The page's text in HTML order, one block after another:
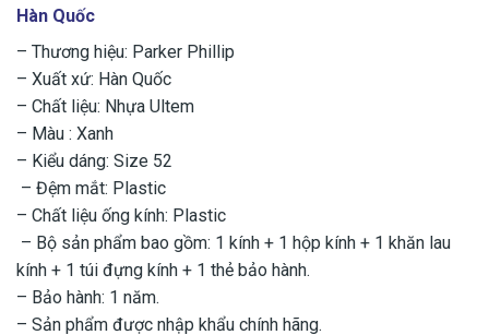
Hàn Quốc
– Thương hiệu: Parker Phillip
– Xuất xứ: Hàn Quốc
– Chất liệu: Nhựa Ultem
– Màu : Xanh
– Kiểu dáng: Size 52
– Đệm mắt: Plastic
– Chất liệu ống kính: Plastic
– Bộ sản phẩm bao gồm: 1 kính + 1 hộp kính + 1 khăn lau
kính + 1 túi đựng kính + 1 thẻ bảo hành.
– Bảo hành: 1 năm.
– Sản phẩm được nhập khẩu chính hãng.